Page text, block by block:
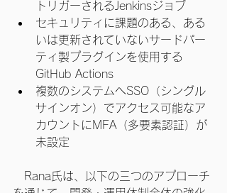
トリガーされるJenkinsジョブ
セキュリティに課題のある、ある
いは更新されていないサードパー
ティ製プラグインを使用する
GitHub Actions
複数のシステムへSSO（シングル
サインオン）でアクセス可能なア
カウントにMFA（多要素認証）が
未設定
Rana氏は、以下の三つのアプローチ